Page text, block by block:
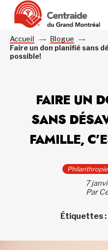
Accueil
Blogue
Faire un don planifié sans
possible!
FAIRE UN
SANS
FAMILLE,
Philanthropie
7
Par
Étiquettes :